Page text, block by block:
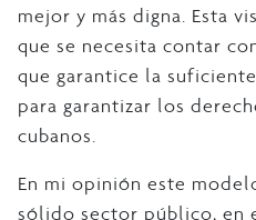
mejor y más digna. Esta
que se necesita contar
que garantice la
para garantizar los
cubanos.
En mi opinión este
sólido sector público, en